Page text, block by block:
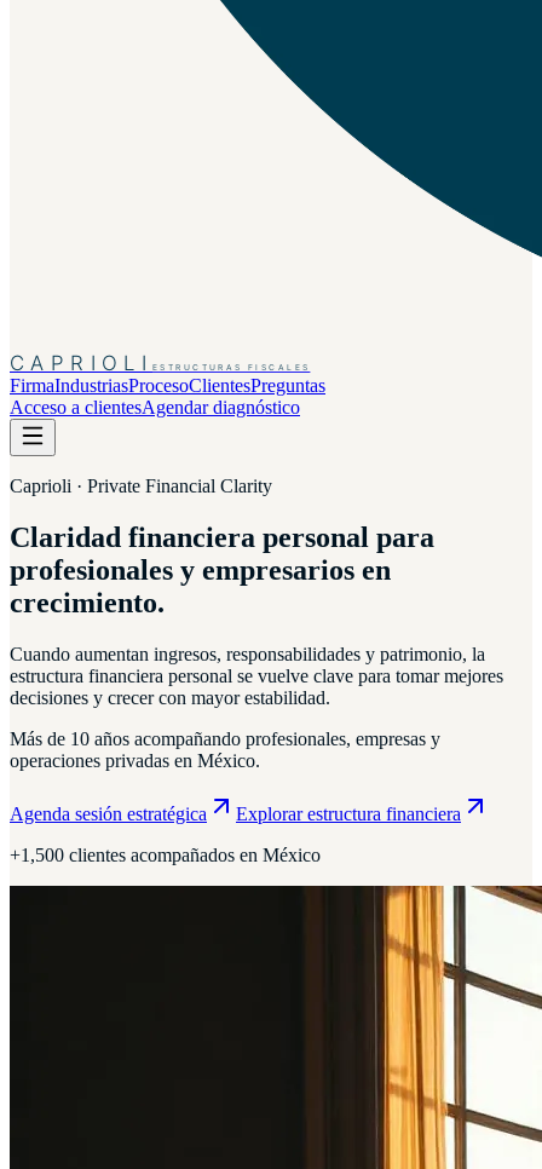
CAPRIOLIESTRUCTURAS FISCALES
FirmaIndustriasProcesoClientesPreguntas
Acceso a clientesAgendar diagnóstico
Caprioli · Private Financial Clarity
Claridad financiera personal para
profesionales y empresarios en
crecimiento.
Cuando aumentan ingresos, responsabilidades y patrimonio, la
estructura financiera personal se vuelve clave para tomar mejores
decisiones y crecer con mayor estabilidad.
Más de 10 años acompañando profesionales, empresas y
operaciones privadas en México.
Agenda sesión estratégica
Explorar estructura financiera
+1,500 clientes acompañados en México